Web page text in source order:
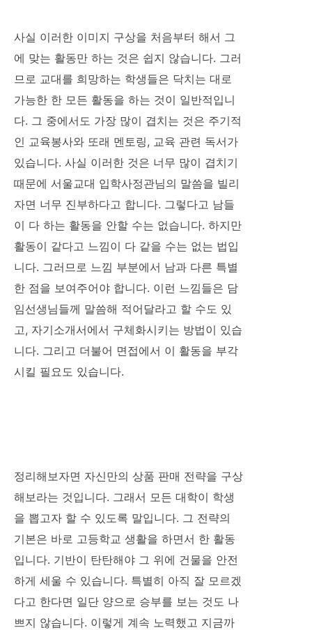
사실 이러한 이미지 구상을 처음부터 해서 그
에 맞는 활동만 하는 것은 쉽지 않습니다. 그러
므로 교대를 희망하는 학생들은 닥치는 대로
가능한 한 모든 활동을 하는 것이 일반적입니
다. 그 중에서도 가장 많이 겹치는 것은 주기적
인 교육봉사와 또래 멘토링, 교육 관련 독서가
있습니다. 사실 이러한 것은 너무 많이 겹치기
때문에 서울교대 입학사정관님의 말씀을 빌리
자면 너무 진부하다고 합니다. 그렇다고 남들
이 다 하는 활동을 안할 수는 없습니다. 하지만
활동이 같다고 느낌이 다 같을 수는 없는 법입
니다. 그러므로 느낌 부분에서 남과 다른 특별
한 점을 보여주어야 합니다. 이런 느낌들은 담
임선생님들께 말씀해 적어달라고 할 수도 있
고, 자기소개서에서 구체화시키는 방법이 있습
니다. 그리고 더불어 면접에서 이 활동을 부각
시킬 필요도 있습니다.
정리해보자면 자신만의 상품 판매 전략을 구상
해보라는 것입니다. 그래서 모든 대학이 학생
을 뽑고자 할 수 있도록 말입니다. 그 전략의
기본은 바로 고등학교 생활을 하면서 한 활동
입니다. 기반이 탄탄해야 그 위에 건물을 안전
하게 세울 수 있습니다. 특별히 아직 잘 모르겠
다고 한다면 일단 양으로 승부를 보는 것도 나
쁘지 않습니다. 이렇게 계속 노력했고 지금까